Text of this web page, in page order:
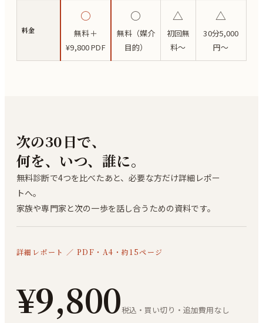
料金
○
無料＋
¥9,800 PDF
○
無料（媒介
目的）
△
初回無
料〜
△
30分5,000
円〜
次の30日で、
何を、いつ、誰に。
無料診断で4つを比べたあと、必要な方だけ詳細レポー
トへ。
家族や専門家と次の一歩を話し合うための資料です。
詳細レポート ／ PDF・A4・約15ページ
¥9,800税込・買い切り・追加費用なし